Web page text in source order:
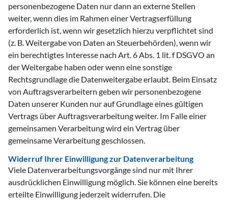
personenbezogene Daten nur dann an externe Stellen
weiter, wenn dies im Rahmen einer Vertragserfüllung
erforderlich ist, wenn wir gesetzlich hierzu verpflichtet sind
(z. B. Weitergabe von Daten an Steuerbehörden), wenn wir
ein berechtigtes Interesse nach Art. 6 Abs. 1 lit. f DSGVO an
der Weitergabe haben oder wenn eine sonstige
Rechtsgrundlage die Datenweitergabe erlaubt. Beim Einsatz
von Auftragsverarbeitern geben wir personenbezogene
Daten unserer Kunden nur auf Grundlage eines gültigen
Vertrags über Auftragsverarbeitung weiter. Im Falle einer
gemeinsamen Verarbeitung wird ein Vertrag über
gemeinsame Verarbeitung geschlossen.
Widerruf Ihrer Einwilligung zur Datenverarbeitung
Viele Datenverarbeitungsvorgänge sind nur mit Ihrer
ausdrücklichen Einwilligung möglich. Sie können eine bereits
erteilte Einwilligung jederzeit widerrufen. Die